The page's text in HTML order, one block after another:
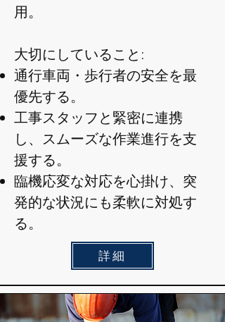
用。
大切にしていること:
通行車両・歩行者の安全を最
優先する。
工事スタッフと緊密に連携
し、スムーズな作業進行を支
援する。
臨機応変な対応を心掛け、突
発的な状況にも柔軟に対処す
る。
詳細